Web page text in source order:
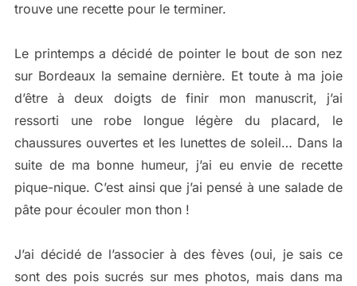
trouve une recette pour le terminer.
Le printemps a décidé de pointer le bout de son nez
sur Bordeaux la semaine dernière. Et toute à ma joie
d’être à deux doigts de finir mon manuscrit, j’ai
ressorti une robe longue légère du placard, le
chaussures ouvertes et les lunettes de soleil… Dans la
suite de ma bonne humeur, j’ai eu envie de recette
pique-nique. C’est ainsi que j’ai pensé à une salade de
pâte pour écouler mon thon !
J’ai décidé de l’associer à des fèves (oui, je sais ce
sont des pois sucrés sur mes photos, mais dans ma